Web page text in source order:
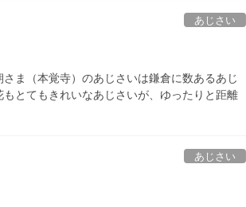
あじさい
ま（本覚寺）のあじさいは鎌倉に数あるあじ
とてもきれいなあじさいが、ゆったりと距離
あじさい